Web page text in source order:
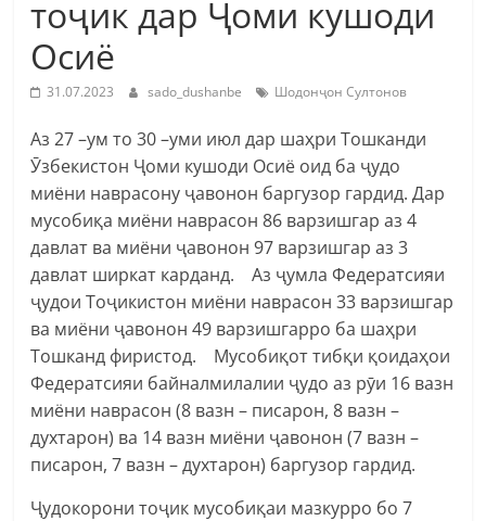
тоҷик дар Ҷоми кушоди
Осиё
31.07.2023 sado_dushanbe Шодонҷон Султонов
Аз 27 –ум то 30 –уми июл дар шаҳри Тошканди
Ӯзбекистон Ҷоми кушоди Осиё оид ба ҷудо
миёни наврасону ҷавонон баргузор гардид. Дар
мусобиқа миёни наврасон 86 варзишгар аз 4
давлат ва миёни ҷавонон 97 варзишгар аз 3
давлат ширкат карданд. Аз ҷумла Федератсияи
ҷудои Тоҷикистон миёни наврасон 33 варзишгар
ва миёни ҷавонон 49 варзишгарро ба шаҳри
Тошканд фиристод. Мусобиқот тибқи қоидаҳои
Федератсияи байналмилалии ҷудо аз рӯи 16 вазн
миёни наврасон (8 вазн – писарон, 8 вазн –
духтарон) ва 14 вазн миёни ҷавонон (7 вазн –
писарон, 7 вазн – духтарон) баргузор гардид.
Ҷудокорони тоҷик мусобиқаи мазкурро бо 7